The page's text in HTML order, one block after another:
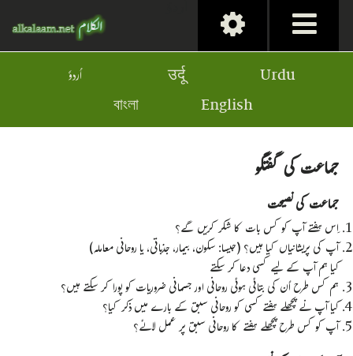
اُردوٗ उर्दू
Urdu
বাংলা
English
جماعت کی گفتگو
جماعت کی نصیحت
اِس ہفتے آپ کو کس بات کا شکر کریں گے؟
آپ کی پریشانیاں کیا ہیں؟ (جیسا: سکون، بیمار، جذباتی، یا روحانی معاملہ)
کیا ہم آپ کے لیے کسی دعا کر سکتے
ہم کس طرح اُن کی بتائی ہوئی روحانی اور جسمانی ضروریات کو پورا کر سکتے ہیں؟
کیا آپ نے پچھلے ہفتے کسی کو روحانی سبق کے بارے میں ذکر کیا؟
آپ کو کس طرح پچھلے ہفتے کا روحانی سبق پر عمل لائے؟